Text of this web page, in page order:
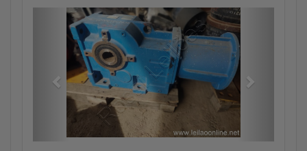
Anterior